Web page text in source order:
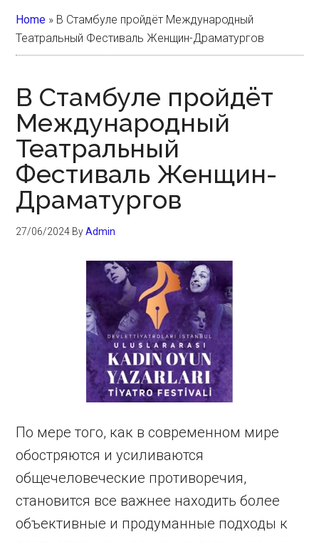
Home » В Стамбуле пройдёт Международный
Театральный Фестиваль Женщин-Драматургов
В Стамбуле пройдёт
Международный
Театральный
Фестиваль Женщин-
Драматургов
27/06/2024 ByAdmin
По мере того, как в современном мире
обостряются и усиливаются
общечеловеческие противоречия,
становится все важнее находить более
объективные и продуманные подходы к